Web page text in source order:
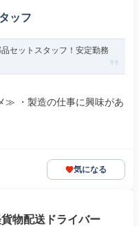
ッフ
セットスタッフ！安定勤務
≫ ・製造の仕事に興味があ
気になる
物配送ドライバー